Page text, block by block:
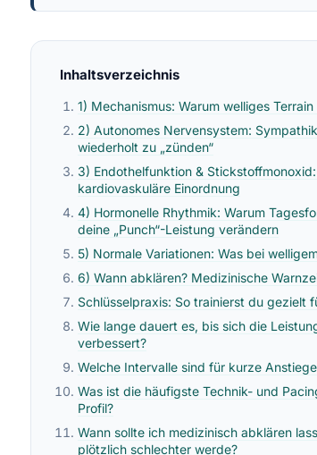
Inhaltsverzeichnis
1) Mechanismus: Warum welliges
2) Autonomes Nervensystem:
wiederholt zu „zünden“
3) Endothelfunktion &
kardiovaskuläre Einordnung
4) Hormonelle Rhythmik: Warum
deine „Punch“-Leistung verändern
5) Normale Variationen: Was bei
6) Wann abklären? Medizinische
Schlüsselpraxis: So trainierst du gezielt
Wie lange dauert es, bis sich die
verbessert?
Welche Intervalle sind für kurze
Was ist die häufigste Technik- und
Profil?
Wann sollte ich medizinisch abklären
plötzlich schlechter werde?